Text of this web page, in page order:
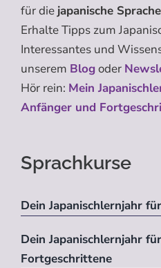
für die japanische Sprache
Erhalte Tipps zum
Interessantes und
unserem Blogoder
Hör rein: Mein
Anfänger und
Sprachkurse
Dein Japanischlernjahr
Dein Japanischlernjahr
Fortgeschrittene